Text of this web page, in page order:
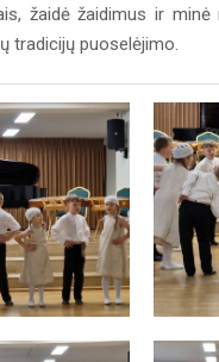
žaidė žaidimus ir
tradicijų puoselėjimo.